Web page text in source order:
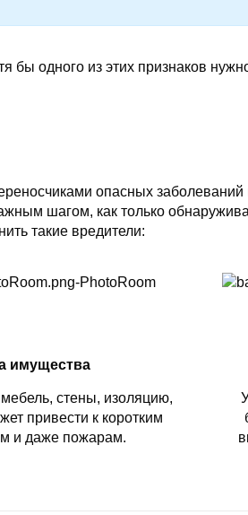
бы одного из этих признаков
опасных
шагом, как только
такие вредители:
имущества
стены, изоляцию,
привести к коротким
и даже пожарам.